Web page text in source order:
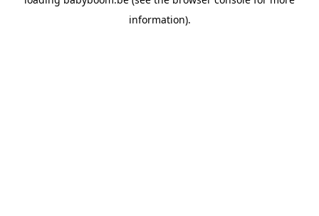
information).